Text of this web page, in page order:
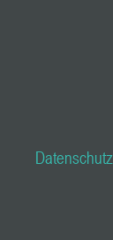
Datenschutz